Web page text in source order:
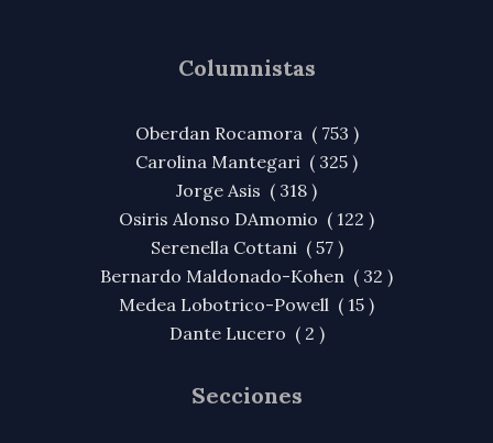
Columnistas
Oberdan Rocamora ( 753 )
Carolina Mantegari ( 325 )
Jorge Asis ( 318 )
Osiris Alonso DAmomio ( 122 )
Serenella Cottani ( 57 )
Bernardo Maldonado-Kohen ( 32 )
Medea Lobotrico-Powell ( 15 )
Dante Lucero ( 2 )
Secciones